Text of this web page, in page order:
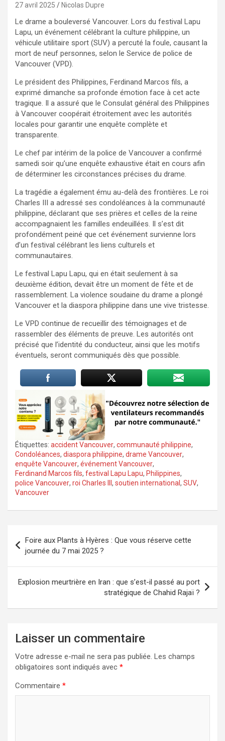
27 avril 2025 Nicolas Dupre
Le drame a bouleversé Vancouver. Lors du festival Lapu
Lapu, un événement célébrant la culture philippine, un
véhicule utilitaire sport (SUV) a percuté la foule, causant la
mort de neuf personnes, selon le Service de police de
Vancouver (VPD).
Le président des Philippines, Ferdinand Marcos fils, a
exprimé dimanche sa profonde émotion face à cet acte
tragique. Il a assuré que le Consulat général des Philippines
à Vancouver coopérait étroitement avec les autorités
locales pour garantir une enquête complète et
transparente.
Le chef par intérim de la police de Vancouver a confirmé
samedi soir qu’une enquête exhaustive était en cours afin
de déterminer les circonstances précises du drame.
La tragédie a également ému au-delà des frontières. Le roi
Charles III a adressé ses condoléances à la communauté
philippine, déclarant que ses prières et celles de la reine
accompagnaient les familles endeuillées. Il s’est dit
profondément peiné que cet événement survienne lors
d’un festival célébrant les liens culturels et
communautaires.
Le festival Lapu Lapu, qui en était seulement à sa
deuxième édition, devait être un moment de fête et de
rassemblement. La violence soudaine du drame a plongé
Vancouver et la diaspora philippine dans une vive tristesse.
Le VPD continue de recueillir des témoignages et de
rassembler des éléments de preuve. Les autorités ont
précisé que l’identité du conducteur, ainsi que les motifs
éventuels, seront communiqués dès que possible.
Étiquettes: accident Vancouver, communauté philippine,
Condoléances, diaspora philippine, drame Vancouver,
enquête Vancouver, événement Vancouver,
Ferdinand Marcos fils, festival Lapu Lapu, Philippines,
police Vancouver, roi Charles III , soutien international , SUV,
Vancouver
de
l’article
Foire aux Plants à Hyères : Que vous réserve cette
journée du 7 mai 2025 ?
Explosion meurtrière en Iran : que s’est-il passé au port
stratégique de Chahid Rajaï ?
Laisser un commentaire
Votre adresse e-mail ne sera pas publiée. Les champs
obligatoires sont indiqués avec *
Commentaire *